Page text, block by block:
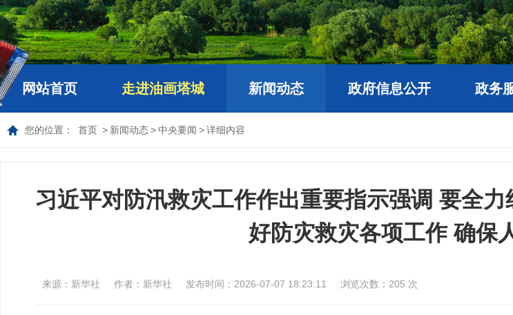
网站首页 走进油画塔城 新闻动态 政府信息公开 政务
您的位置： 首页 > 新闻动态>中央要闻 >详细内容
习近平对防汛救灾工作作出重要指示强调 要全
好防灾救灾各项工作 确保
来源：新华社 作者：新华社 发布时间：2026-07-07 18:23:11 浏览次数： 205 次